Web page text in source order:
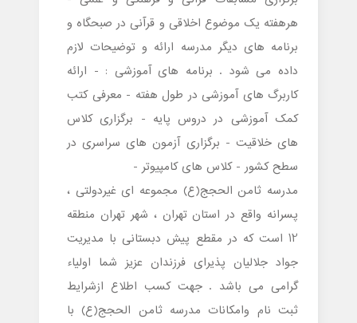
هرهفته یک موضوع اخلاقی و قرآنی در صبحگاه و
برنامه های دیگر مدرسه ارائه و توضیحات لازم
داده می شود . برنامه های آموزشی : - ارائه
کاربرگ های آموزشی در طول هفته - معرفی کتب
کمک آموزشی در دروس پایه - برگزاری کلاس
های خلاقیت - برگزاری آزمون های سراسری در
سطح کشور - کلاس های کامپیوتر -
مدرسه ثامن الحجج(ع) مجموعه ای غیردولتی ،
پسرانه واقع در استان تهران ، شهر تهران منطقه
12 است که در مقطع پیش دبستانی با مدیریت
جواد جلالیان پذیرای فرزندان عزیز شما اولیاء
گرامی می باشد . جهت کسب اطلاع ازشرایط
ثبت نام وامکانات مدرسه ثامن الحجج(ع) با